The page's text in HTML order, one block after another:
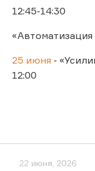
12:45-14:30
«Автоматизация
25 июня -
12:00
22 июня, 2026